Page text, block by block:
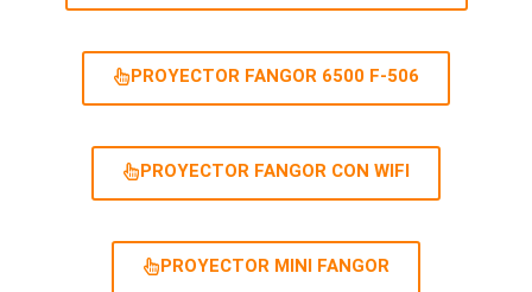
PROYECTOR FANGOR 6500 F-506
PROYECTOR FANGOR CON WIFI
PROYECTOR MINI FANGOR